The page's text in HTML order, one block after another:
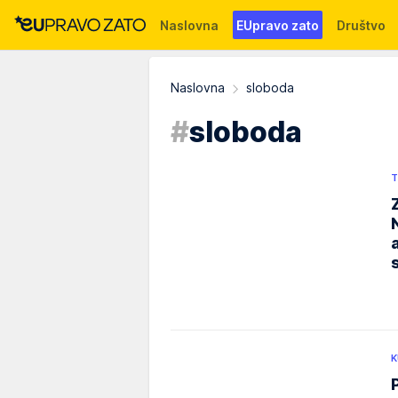
Naslovna EUpravo zato Društvo
Naslovna
sloboda
#sloboda